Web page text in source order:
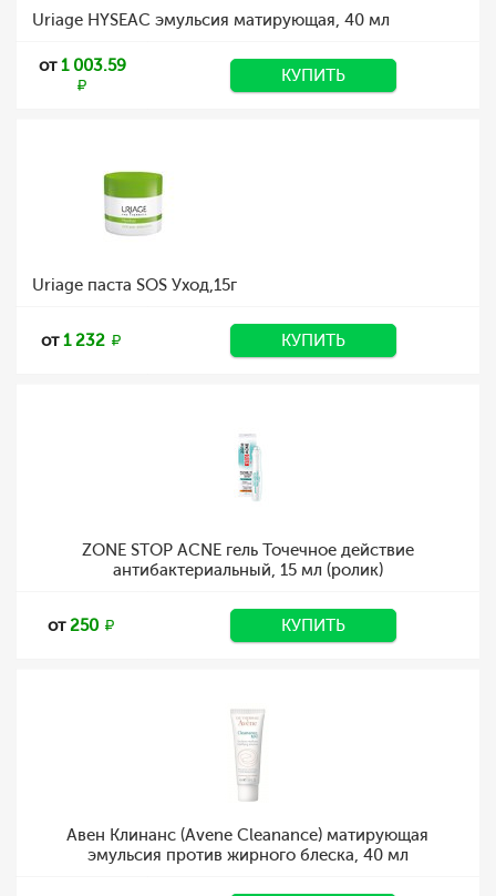
Uriage HYSEAC эмульсия матирующая, 40 мл
от1 003.59 КУПИТЬ
Uriage паста SOS Уход,15г
от1 232 КУПИТЬ
ZONE STOP ACNE гель Точечное действие
антибактериальный, 15 мл (ролик)
от250 КУПИТЬ
Авен Клинанс (Avene Cleanance) матирующая
эмульсия против жирного блеска, 40 мл